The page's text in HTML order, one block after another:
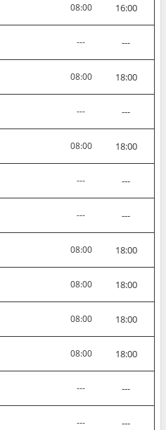
08:00 16:00
--- ---
08:00 18:00
--- ---
08:00 18:00
--- ---
--- ---
08:00 18:00
08:00 18:00
08:00 18:00
08:00 18:00
--- ---
--- ---